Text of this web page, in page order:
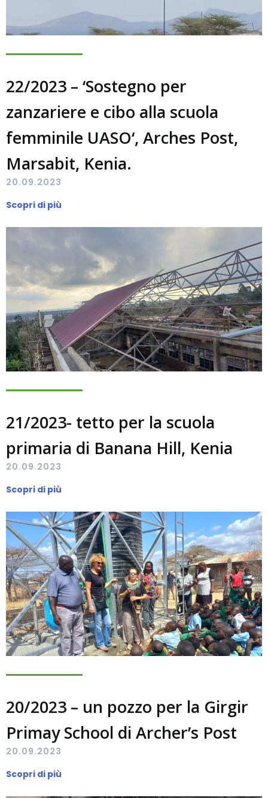
22/2023 – ‘Sostegno per
zanzariere e cibo alla scuola
femminile UASO‘, Arches Post,
Marsabit, Kenia.
20.09.2023
Scopri di più
21/2023- tetto per la scuola
primaria di Banana Hill, Kenia
20.09.2023
Scopri di più
20/2023 – un pozzo per la Girgir
Primay School di Archer’s Post
20.09.2023
Scopri di più